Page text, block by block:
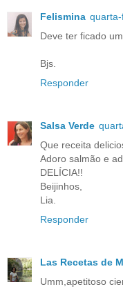
Felismina
Deve ter ficado
Bjs.
Responder
Salsa Verde
Que receita
Adoro salmão e
DELÍCIA!!
Beijinhos,
Lia.
Responder
Las Recetas de
Umm,apetitoso